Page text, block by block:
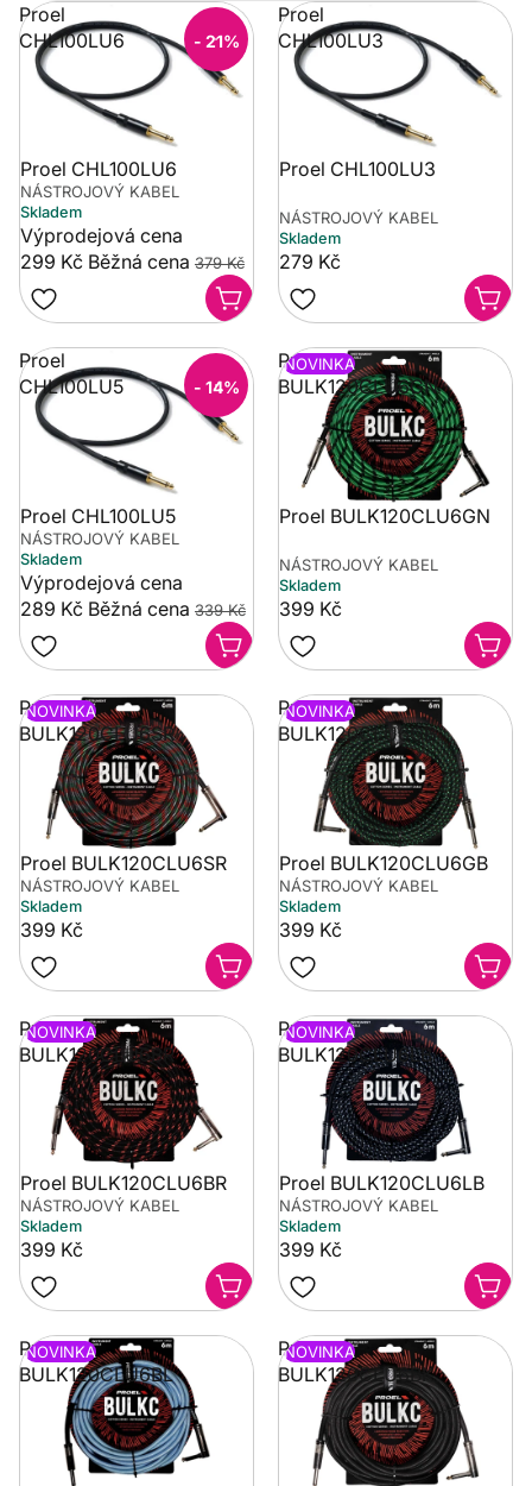
Proel
CHL100LU6
- 21%
Proel CHL100LU6
NÁSTROJOVÝ KABEL
Skladem
Výprodejová cena
299 Kč Běžná cena 379 Kč
Proel
CHL100LU3
Proel CHL100LU3
NÁSTROJOVÝ KABEL
Skladem
279 Kč
Proel
CHL100LU5
- 14%
Proel CHL100LU5
NÁSTROJOVÝ KABEL
Skladem
Výprodejová cena
289 Kč Běžná cena 339 Kč
Proel
BULK120CLU6GN
NOVINKA
Proel BULK120CLU6GN
NÁSTROJOVÝ KABEL
Skladem
399 Kč
Proel
BULK120CLU6SR
NOVINKA
Proel BULK120CLU6SR
NÁSTROJOVÝ KABEL
Skladem
399 Kč
Proel
BULK120CLU6GB
NOVINKA
Proel BULK120CLU6GB
NÁSTROJOVÝ KABEL
Skladem
399 Kč
Proel
BULK120CLU6BR
NOVINKA
Proel BULK120CLU6BR
NÁSTROJOVÝ KABEL
Skladem
399 Kč
Proel
BULK120CLU6LB
NOVINKA
Proel BULK120CLU6LB
NÁSTROJOVÝ KABEL
Skladem
399 Kč
Proel
BULK120CLU6BL
NOVINKA
Proel
BULK120CLU6BK
NOVINKA